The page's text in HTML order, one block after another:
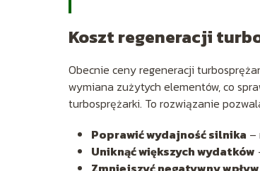
Koszt regeneracji
Obecnie ceny regeneracji
wymiana zużytych elementów, co
turbosprężarki. To rozwiązanie
Poprawić wydajność silnika –
Uniknąć większych wydatków